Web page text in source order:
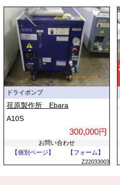
ドライポンプ
荏原製作所 Ebara
A10S
300,000円
お問い合わせ
【個別ページ】
【フォーム】
Z22033003